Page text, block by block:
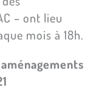
– ont lieu
mois à 18h.